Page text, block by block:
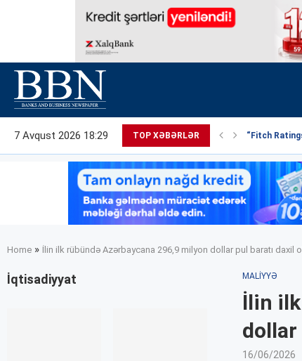
7 Avqust 2026 18:29 TOP XƏBƏRLƏR “Fitch
Home » İlin ilk rübündə Azərbaycana 296,9 milyon dollar pul baratı daxil
MALIYYƏ
İlin
dollar
16/06/2026
İqtisadiyyat